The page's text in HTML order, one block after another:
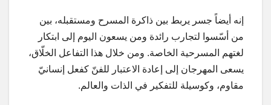
إنه أيضاً جسر يربط بين ذاكرة المسرح ومستقبله، بين
من أسّسوا لتجارب رائدة ومن يسعون اليوم إلى ابتكار
لغتهم المسرحية الخاصة. ومن خلال هذا التفاعل الخلّاق،
يسعى المهرجان إلى إعادة الاعتبار للفنّ كفعل إنسانيّ
مقاوم، وكوسيلة للتفكير في الذات والعالم.